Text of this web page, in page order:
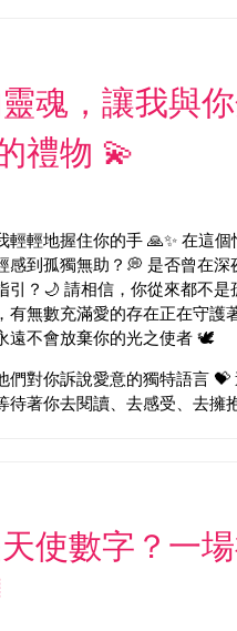
魂，讓我與
禮物 💫
輕輕地握住你的手 🙏✨ 在這個
感到孤獨無助？💭 是否曾在深
引？🌙 請相信，你從來都不是
有無數充滿愛的存在正在守護
不會放棄你的光之使者 🕊️
們對你訴說愛意的獨特語言 💝
待著你去閱讀、去感受、去擁
使數字？一